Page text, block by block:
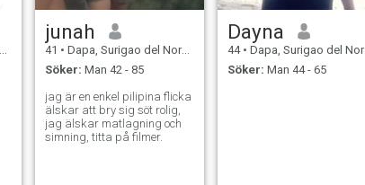
junah
41 • Dapa, Surigao del Norte, Filippinerna
Söker: Man 42 - 85
jag är en enkel pilipina flicka
älskar att bry sig söt rolig,
jag älskar matlagning och
simning, titta på filmer.
Dayna
44 • Dapa, Surigao del Norte, Filippinerna
Söker: Man 44 - 65